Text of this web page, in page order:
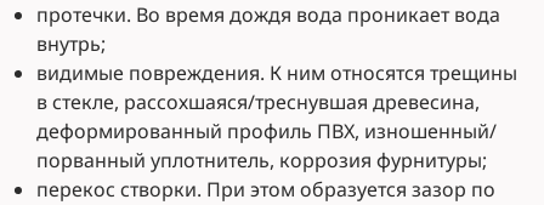
протечки. Во время дождя вода проникает вода
внутрь;
видимые повреждения. К ним относятся трещины
в стекле, рассохшаяся/треснувшая древесина,
деформированный профиль ПВХ, изношенный/
порванный уплотнитель, коррозия фурнитуры;
перекос створки. При этом образуется зазор по